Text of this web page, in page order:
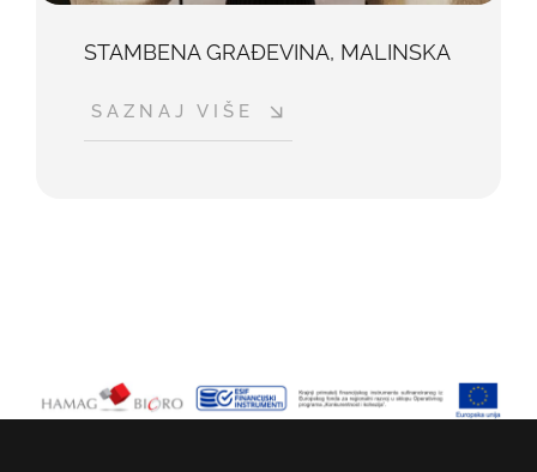
STAMBENA GRAĐEVINA, MALINSKA
SAZNAJ VIŠE